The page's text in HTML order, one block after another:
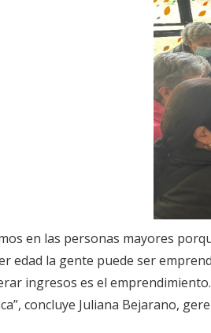
en las personas mayores
edad la gente puede ser
ingresos es el
concluye Juliana Bejarano,